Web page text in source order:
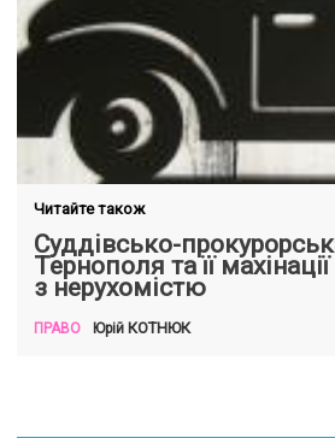
Читайте також
Суддівсько-
Тернополя та її махінації
з нерухомістю
ПРАВО Юрій КОТНЮК